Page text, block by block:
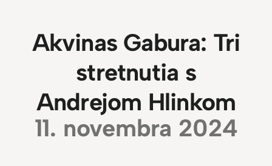
Akvinas Gabura: Tri
stretnutia s
Andrejom Hlinkom
11. novembra 2024